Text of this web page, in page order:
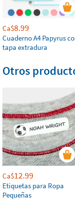
Ca$8.99
Cuaderno A4 Papyrus
tapa extradura
Otros
Ca$12.99
Etiquetas para Ropa
Pequeñas